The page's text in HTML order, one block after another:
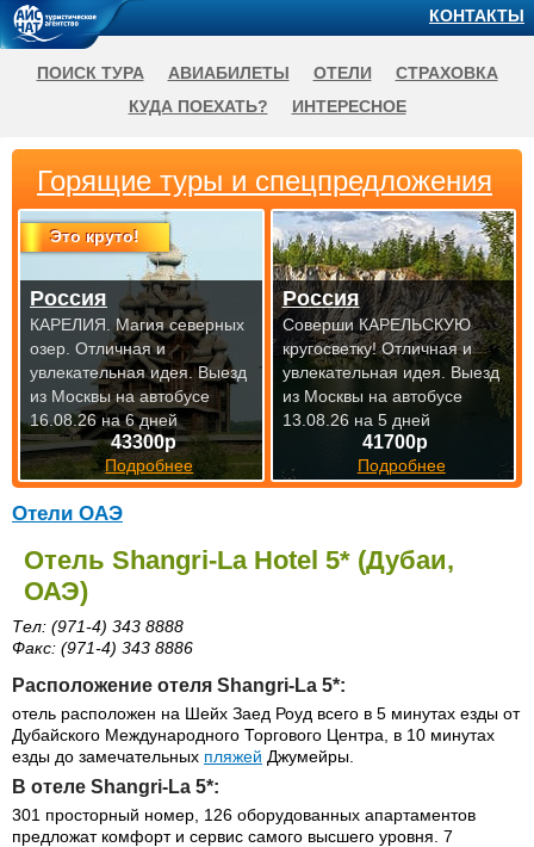
Отели ОАЭ
Отель Shangri-La Hotel 5* (Дубаи,
ОАЭ)
Тел: (971-4) 343 8888
Факс: (971-4) 343 8886
Расположение отеля Shangri-La 5*:
отель расположен на Шейх Заед Роуд всего в 5 минутах езды от
Дубайского Международного Торгового Центра, в 10 минутах
езды до замечательных пляжей Джумейры.
В отеле Shangri-La 5*:
301 просторный номер, 126 оборудованных апартаментов
предложат комфорт и сервис самого высшего уровня. 7
Горящие туры и спецпредложения
Это круто!
43300р
Подробнее
Россия
КАРЕЛИЯ. Магия северных
озер. Отличная и
увлекательная идея.Выезд
из Москвы на автобусе
16.08.26 на 6 дней
41700р
Подробнее
Россия
Соверши КАРЕЛЬСКУЮ
кругосветку! Отличная и
увлекательная идея. Выезд
из Москвы на автобусе
13.08.26 на 5 дней
КОНТАКТЫ
ПОИСК ТУРА АВИАБИЛЕТЫ ОТЕЛИ
СТРАХОВКА
КУДА ПОЕХАТЬ?
ИНТЕРЕСНОЕ